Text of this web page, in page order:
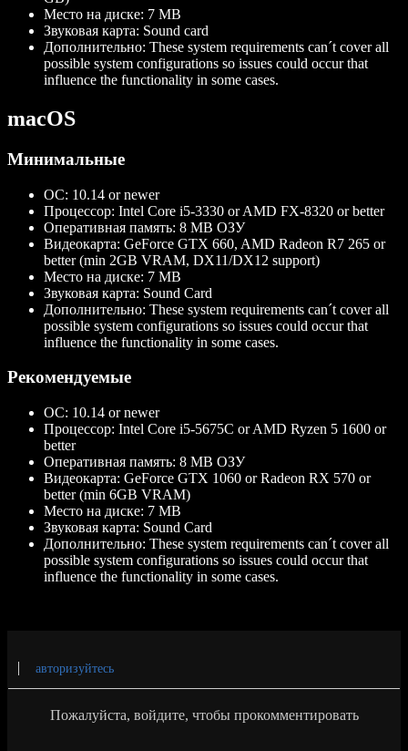
Место на диске: 7 MB
Звуковая карта: Sound card
Дополнительно: These system requirements can´t cover all
possible system configurations so issues could occur that
influence the functionality in some cases.
macOS
Минимальные
ОС: 10.14 or newer
Процессор: Intel Core i5-3330 or AMD FX-8320 or better
Оперативная память: 8 MB ОЗУ
Видеокарта: GeForce GTX 660, AMD Radeon R7 265 or
better (min 2GB VRAM, DX11/DX12 support)
Место на диске: 7 MB
Звуковая карта: Sound Card
Дополнительно: These system requirements can´t cover all
possible system configurations so issues could occur that
influence the functionality in some cases.
Рекомендуемые
ОС: 10.14 or newer
Процессор: Intel Core i5-5675C or AMD Ryzen 5 1600 or
better
Оперативная память: 8 MB ОЗУ
Видеокарта: GeForce GTX 1060 or Radeon RX 570 or
better (min 6GB VRAM)
Место на диске: 7 MB
Звуковая карта: Sound Card
Дополнительно: These system requirements can´t cover all
possible system configurations so issues could occur that
influence the functionality in some cases.
авторизуйтесь
Пожалуйста, войдите, чтобы прокомментировать